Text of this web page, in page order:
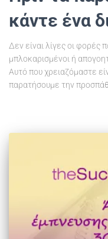
κάντε ένα
Δεν είναι λίγες οι φορές
μπλοκαρισμένοι ή
Αυτό που χρειαζόμαστε
παρατήσουμε την